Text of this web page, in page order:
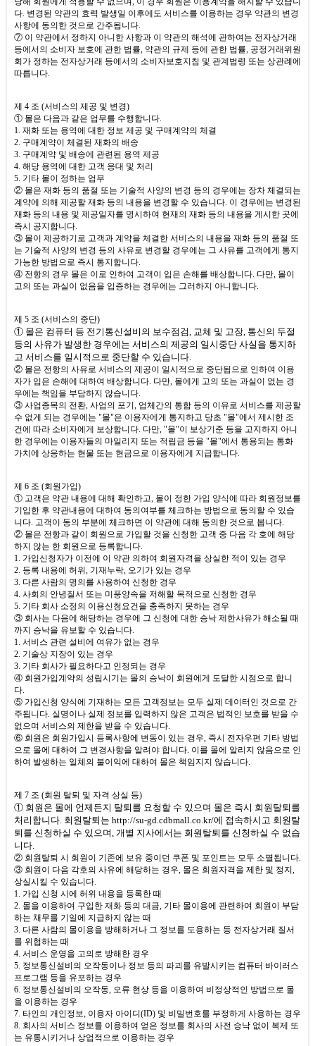
다 변경된 약관의 효력 발생일 이후에도 서비스를 이용하는 경우 약관의 변경
사항에 동의한 것으로 간주됩니다
⑦ 이 약관에서 정하지 아니한 사항과 이 약관의 해석에 관하여는 전자상거래
등에서의 소비자 보호에 관한 법률 약관의 규제 등에 관한 법률 공정거래위원
회가 정하는 전자상거래 등에서의 소비자보호지침 및 관계법령 또는 상관례에
따릅니다
제 4 조 (서비스의 제공 및 변경)
① 몰은 다음과 같은 업무를 수행합니다
1. 재화 또는 용역에 대한 정보 제공 및 구매계약의 체결
2. 구매계약이 체결된 재화의 배송
3. 구매계약 및 배송에 관련된 용역 제공
4. 해당 용역에 대한 고객 응대 및 처리
5. 기타 몰이 정하는 업무
② 몰은 재화 등의 품절 또는 기술적 사양의 변경 등의 경우에는 장차 체결되는
계약에 의해 제공할 재화 등의 내용을 변경할 수 있습니다 이 경우에는 변경된
재화 등의 내용 및 제공일자를 명시하여 현재의 재화 등의 내용을 게시한 곳에
즉시 공지합니다
③ 몰이 제공하기로 고객과 계약을 체결한 서비스의 내용을 재화 등의 품절 또
는 기술적 사양의 변경 등의 사유로 변경할 경우에는 그 사유를 고객에게 통지
가능한 방법으로 즉시 통지합니다
④ 전항의 경우 몰은 이로 인하여 고객이 입은 손해를 배상합니다 다만 몰이
고의 또는 과실이 없음을 입증하는 경우에는 그러하지 아니합니다
제 5 조 (서비스의 중단)
① 몰은 컴퓨터 등 전기통신설비의 보수점검 교체 및 고장 통신의 두절
등의 사유가 발생한 경우에는 서비스의 제공의 일시중단 사실을 통지하
고 서비스를 일시적으로 중단할 수 있습니다
② 몰은 전항의 사유로 서비스의 제공이 일시적으로 중단됨으로 인하여 이용
자가 입은 손해에 대하여 배상합니다 다만 몰에게 고의 또는 과실이 없는 경
우에는 책임을 부담하지 않습니다
③ 사업종목의 전환 사업의 포기 업체간의 통합 등의 이유로 서비스를 제공할
수 없게 되는 경우에는 "몰"은 이용자에게 통지하고 당초 "몰"에서 제시한 조
건에 따라 소비자에게 보상합니다 다만 , "몰"이 보상기준 등을 고지하지 아니
한 경우에는 이용자들의 마일리지 또는 적립금 등을 "몰"에서 통용되는 통화
가치에 상응하는 현물 또는 현금으로 이용자에게 지급합니다
제 6 조 (회원가입)
① 고객은 약관 내용에 대해 확인하고
몰이 정한 가입 양식에 따라 회원정보를
기입한 후 약관내용에 대하여 동의여부를 체크하는 방법으로 동의할 수 있습
니다 고객이 동의 부분에 체크하면 이 약관에 대해 동의한 것으로 봅니다
② 몰은 전항과 같이 회원으로 가입할 것을 신청한 고객 중 다음 각 호에 해당
하지 않는 한 회원으로 등록합니다
1. 가입신청자가 이전에 이 약관 의하여 회원자격을 상실한 적이 있는 경우
2. 등록 내용에 허위 기재누락 오기가 있는 경우
3. 다른 사람의 명의를 사용하여 신청한 경우
4. 사회의 안녕질서 또는 미풍양속을 저해할 목적으로 신청한 경우
5. 기타 회사 소정의 이용신청요건을 충족하지 못하는 경우
③ 회사는 다음에 해당하는 경우에 그 신청에 대한 승낙 제한사유가 해소될 때
까지 승낙을 유보할 수 있습니다
1. 서비스 관련 설비에 여유가 없는 경우
2. 기술상 지장이 있는 경우
3. 기타 회사가 필요하다고 인정되는 경우
④ 회원가입계약의 성립시기는 몰의 승낙이 회원에게 도달한 시점으로 합니
다
⑤ 가입신청 양식에 기재하는 모든 고객정보는 모두 실제 데이터인 것으로 간
주됩니다 실명이나 실제 정보를 입력하지 않은 고객은 법적인 보호를 받을 수
없으며 서비스의 제한을 받을 수 있습니다
⑥ 회원은 회원가입시 등록사항에 변동이 있는 경우 즉시 전자우편 기타 방법
으로 몰에 대하여 그 변경사항을 알려야 합니다 이를 몰에 알리지 않음으로 인
하여 발생하는 일체의 불이익에 대하여 몰은 책임지지 않습니다
제 7 조 (회원 탈퇴 및 자격 상실 등)
① 회원은 몰에 언제든지 탈퇴를 요청할 수 있으며 몰은 즉시 회원탈퇴를
처리합니다 회원탈퇴는 http://su-gd.cdbmall.co.kr/에 접속하시고 회원탈
퇴를 신청하실 수 있으며 개별 지사에서는 회원탈퇴를 신청하실 수 없습
니다
② 회원탈퇴 시 회원이 기존에 보유 중이던 쿠폰 및 포인트는 모두 소멸됩니다
③ 회원이 다음 각호의 사유에 해당하는 경우 몰은 회원자격을 제한 및 정지
상실시킬 수 있습니다
1. 가입 신청 시에 허위 내용을 등록한 때
2. 몰을 이용하여 구입한 재화 등의 대금 기타 몰이용에 관련하여 회원이 부담
하는 채무를 기일에 지급하지 않는 때
3. 다른 사람의 몰이용을 방해하거나 그 정보를 도용하는 등 전자상거래 질서
를 위협하는 때
4. 서비스 운영을 고의로 방해한 경우
5. 정보통신설비의 오작동이나 정보 등의 파괴를 유발시키는 컴퓨터 바이러스
프로그램 등을 유포하는 경우
6. 정보통신설비의 오작동
오류 현상 등을 이용하여 비정상적인 방법으로 몰
을 이용하는 경우
7. 타인의 개인정보 이용자 아이디(ID) 및 비밀번호를 부정하게 사용하는 경우
8. 회사의 서비스 정보를 이용하여 얻은 정보를 회사의 사전 승낙 없이 복제 또
는 유통시키거나 상업적으로 이용하는 경우